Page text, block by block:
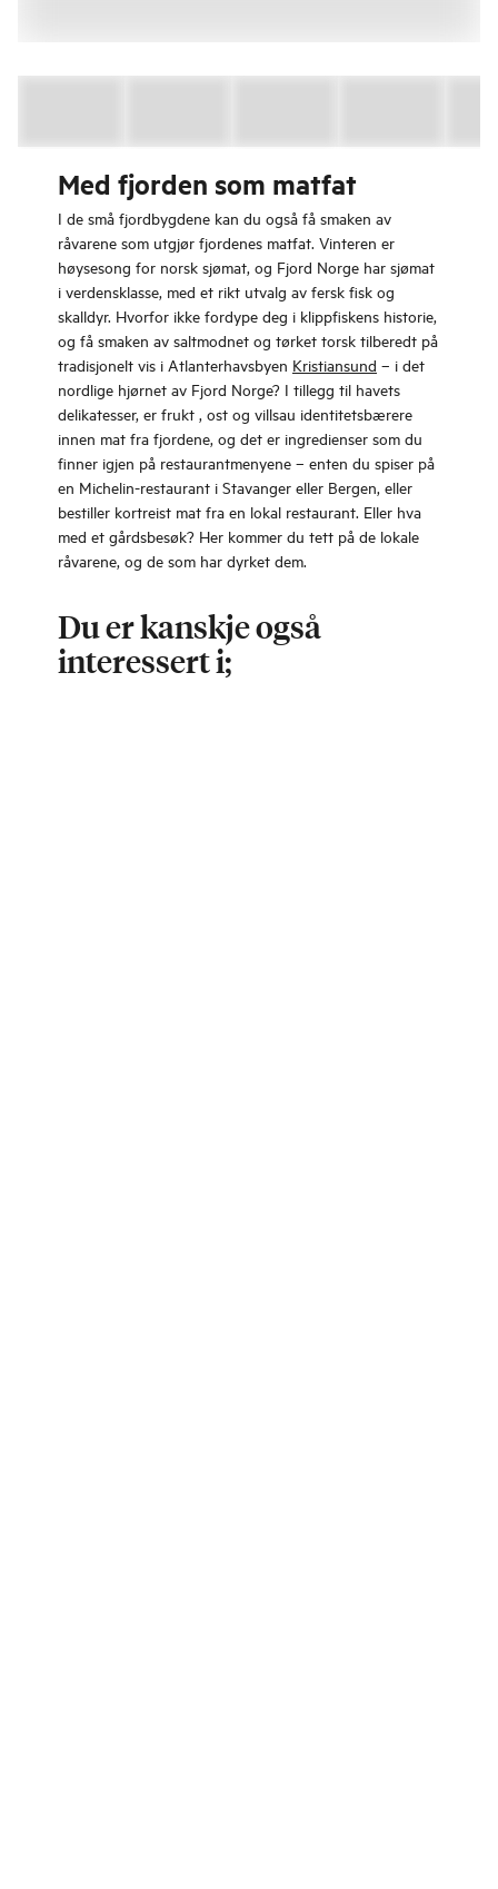
Med fjorden som matfat
I de små fjordbygdene kan du også få smaken av
råvarene som utgjør fjordenes matfat. Vinteren er
høysesong for norsk sjømat, og Fjord Norge har sjømat
i verdensklasse, med et rikt utvalg av fersk fisk og
skalldyr. Hvorfor ikke fordype deg i klippfiskens historie,
og få smaken av saltmodnet og tørket torsk tilberedt på
tradisjonelt vis i Atlanterhavsbyen Kristiansund – i det
nordlige hjørnet av Fjord Norge? I tillegg til havets
delikatesser, er frukt , ost og villsau identitetsbærere
innen mat fra fjordene, og det er ingredienser som du
finner igjen på restaurantmenyene – enten du spiser på
en Michelin-restaurant i Stavanger eller Bergen, eller
bestiller kortreist mat fra en lokal restaurant. Eller hva
med et gårdsbesøk? Her kommer du tett på de lokale
råvarene, og de som har dyrket dem.
Du er kanskje også
interessert i;